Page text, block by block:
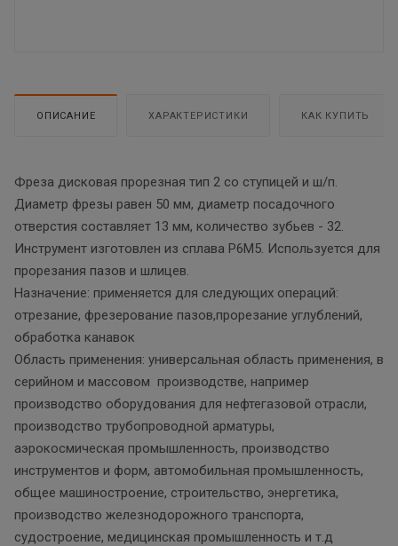
ОПИСАНИЕ ХАРАКТЕРИСТИКИ КАК КУПИТЬ
Фреза дисковая прорезная тип 2 со ступицей и ш/п.
Диаметр фрезы равен 50 мм, диаметр посадочного
отверстия составляет 13 мм, количество зубьев - 32.
Инструмент изготовлен из сплава Р6М5. Используется для
прорезания пазов и шлицев.
Назначение: применяется для следующих операций:
отрезание, фрезерование пазов,прорезание углублений,
обработка канавок
Область применения: универсальная область применения, в
серийном и массовом производстве, например
производство оборудования для нефтегазовой отрасли,
производство трубопроводной арматуры,
аэрокосмическая промышленность, производство
инструментов и форм, автомобильная промышленность,
общее машиностроение, строительство, энергетика,
производство железнодорожного транспорта,
судостроение, медицинская промышленность и т.д